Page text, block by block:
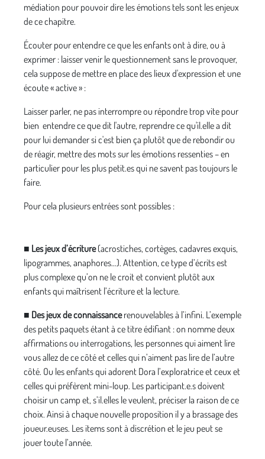
médiation pour pouvoir dire les émotions tels sont les enjeux
de ce chapitre.
Écouter pour entendre ce que les enfants ont à dire, ou à
exprimer : laisser venir le questionnement sans le provoquer,
cela suppose de mettre en place des lieux d'expression et une
écoute « active » :
Laisser parler, ne pas interrompre ou répondre trop vite pour
bien entendre ce que dit l'autre, reprendre ce qu'il.elle a dit
pour lui demander si c'est bien ça plutôt que de rebondir ou
de réagir, mettre des mots sur les émotions ressenties – en
particulier pour les plus petit.es qui ne savent pas toujours le
faire.
Pour cela plusieurs entrées sont possibles :
■ Les jeux d’écriture(acrostiches, cortèges, cadavres exquis,
lipogrammes, anaphores…). Attention, ce type d’écrits est
plus complexe qu’on ne le croit et convient plutôt aux
enfants qui maîtrisent l’écriture et la lecture.
■ Des jeux de connaissancerenouvelables à l’infini. L’exemple
des petits paquets étant à ce titre édifiant : on nomme deux
affirmations ou interrogations, les personnes qui aiment lire
vous allez de ce côté et celles qui n’aiment pas lire de l’autre
côté. Ou les enfants qui adorent Dora l’exploratrice et ceux et
celles qui préfèrent mini-loup. Les participant.e.s doivent
choisir un camp et, s’il.elles le veulent, préciser la raison de ce
choix. Ainsi à chaque nouvelle proposition il y a brassage des
joueur.euses. Les items sont à discrétion et le jeu peut se
jouer toute l’année.